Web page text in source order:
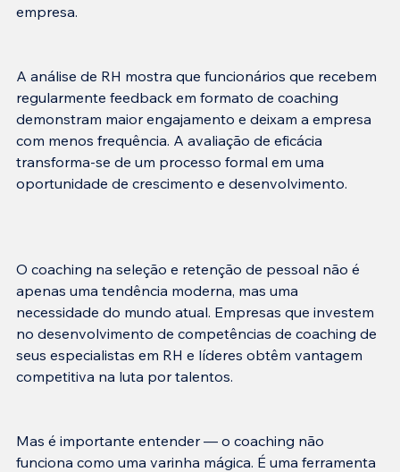
A análise de RH mostra que funcionários que recebem
regularmente feedback em formato de coaching
demonstram maior engajamento e deixam a empresa
com menos frequência. A avaliação de eficácia
transforma-se de um processo formal em uma
O coaching na seleção e retenção de pessoal não é
apenas uma tendência moderna, mas uma
necessidade do mundo atual. Empresas que investem
no desenvolvimento de competências de coaching de
seus especialistas em RH e líderes obtêm vantagem
Mas é importante entender — o coaching não
funciona como uma varinha mágica. É uma ferramenta